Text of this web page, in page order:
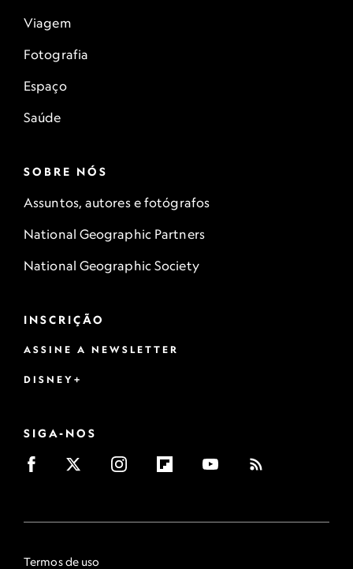
Viagem
Fotografia
Espaço
Saúde
SOBRE NÓS
Assuntos, autores e fotógrafos
National Geographic Partners
National Geographic Society
INSCRIÇÃO
ASSINE A NEWSLETTER
DISNEY+
SIGA-NOS
Termos de uso